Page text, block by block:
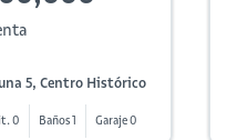
5, Centro Histórico
0 Baños 1 Garaje 0